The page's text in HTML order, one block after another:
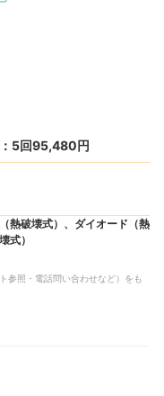
5回95,480円
熱破壊式）、ダイオード（熱
式）
参照・電話問い合わせなど）をも